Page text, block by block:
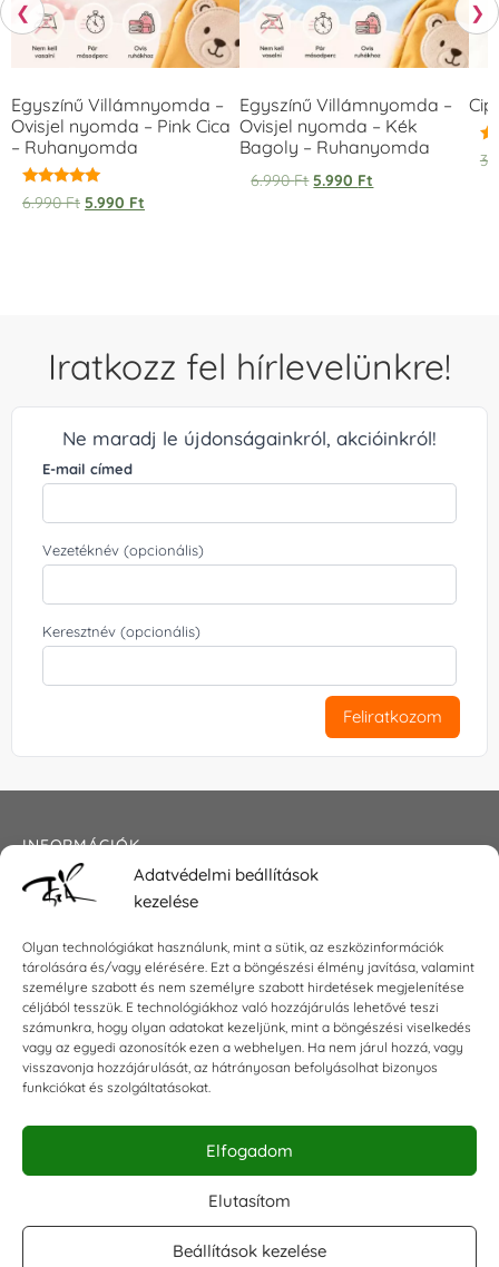
Adatvédelmi beállítások
kezelése
Olyan technológiákat használunk, mint a sütik, az eszközinformációk
tárolására és/vagy elérésére. Ezt a böngészési élmény javítása, valamint
személyre szabott és nem személyre szabott hirdetések megjelenítése
céljából tesszük. E technológiákhoz való hozzájárulás lehetővé teszi
számunkra, hogy olyan adatokat kezeljünk, mint a böngészési viselkedés
vagy az egyedi azonosítók ezen a webhelyen. Ha nem járul hozzá, vagy
visszavonja hozzájárulását, az hátrányosan befolyásolhat bizonyos
funkciókat és szolgáltatásokat.
Elfogadom
Elutasítom
Beállítások kezelése
❮
Egyszínű Villámnyomda –
Ovisjel nyomda – Pink Cica
– Ruhanyomda
Értékelés:
5.00
6.990Ft 5.990 Ft
Egyszínű Villámnyomda –
Ovisjel nyomda – Kék
Bagoly – Ruhanyomda
6.990Ft 5.990 Ft
❯
Iratkozz fel hírlevelünkre!
Ne maradj le újdonságainkról, akcióinkról!
E-mail címed
Vezetéknév (opcionális)
Keresztnév (opcionális)
Feliratkozom
INFORMÁCIÓK
Általános szerződési feltételek
Impresszum
KAPCSOLAT
E-mail:shop@torokszilvi.com
Telefon: +36 30 6767872
KÖZÖSSÉGI